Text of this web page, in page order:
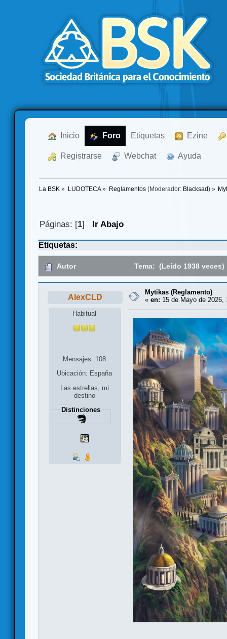
Inicio Foro Etiquetas Ezine
Registrarse Webchat Ayuda
La BSK » LUDOTECA» Reglamentos(Moderador: Blacksad ) »
Páginas: [1] Ir Abajo
Etiquetas:
Autor Tema: (Leído 1938 veces)
AlexCLD
Habitual
Mensajes: 108
Ubicación: España
Las estrellas, mi
destino
Distinciones
Mytikas (Reglamento)
« en: 15 de Mayo de 2026,